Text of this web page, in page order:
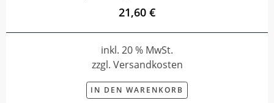
21,60 €
inkl. 20 % MwSt.
zzgl. Versandkosten
IN DEN WARENKORB